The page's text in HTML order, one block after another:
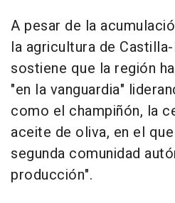
A pesar de la
la agricultura de
sostiene que la región
"en la vanguardia"
como el champiñón, la
aceite de oliva, en el
segunda comunidad
producción".